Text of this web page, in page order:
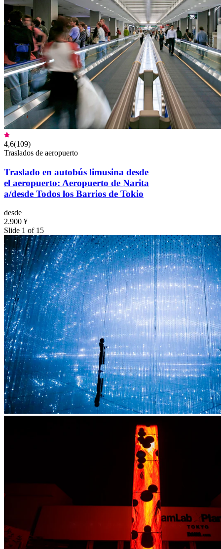
4,6(109)
Traslados de aeropuerto
Traslado en autobús limusina desde
el aeropuerto: Aeropuerto de Narita
a/desde Todos los Barrios de Tokio
desde
2.900 ¥
Slide 1 of 15